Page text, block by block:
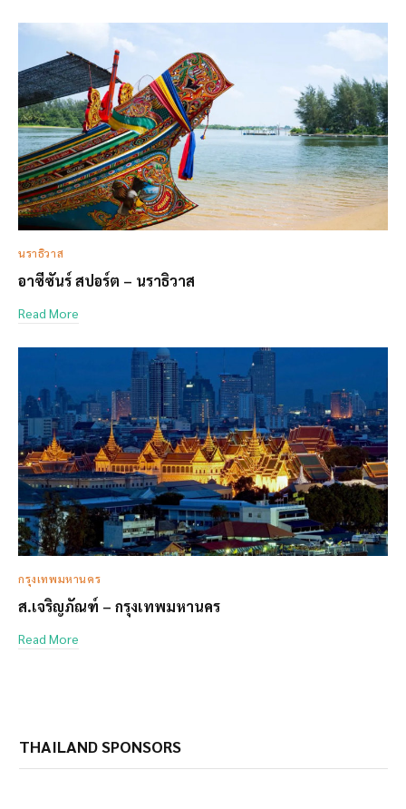
นราธิวาส
อาซีซันร์ สปอร์ต – นราธิวาส
Read More
กรุงเทพมหานคร
ส.เจริญภัณฑ์ – กรุงเทพมหานคร
Read More
THAILAND SPONSORS